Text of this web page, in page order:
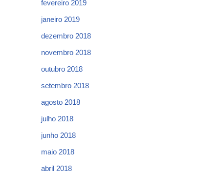
fevereiro 2019
janeiro 2019
dezembro 2018
novembro 2018
outubro 2018
setembro 2018
agosto 2018
julho 2018
junho 2018
maio 2018
abril 2018